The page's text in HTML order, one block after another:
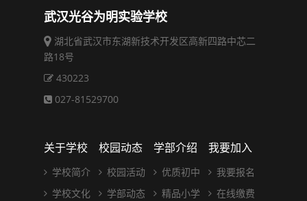
武汉光谷为明实验学校
湖北省武汉市东湖新技术开发区高新四路中芯二
路18号
430223
027-81529700
关于学校
学校简介
学校文化
校园动态
校园活动
学部动态
学部介绍
优质初中
精品小学
我要加入
我要报名
在线缴费